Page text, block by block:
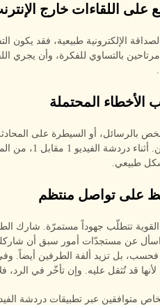
الإلكترونية طبيعية، فقد يكون
مرتاحين بالتساوي للفكرة، وأن يجري
بالرسائل، أو السيطرة على
المحتملين.
طبيعي.
تتطلّب جهوداً مستمرّة. شارك
عن مستجدّات أمور سبق أن شاركك
فحسب، بل تزيد ألفة الطرفين أيضاً.
قد تُثقل عليه. وإن تأخّر في الرد،